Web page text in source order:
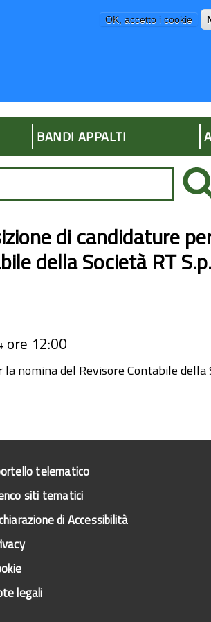
OK, accetto i cookie
BANDI APPALTI
di candidature
della Società RT
ore 12:00
nomina del Revisore Contabile
telematico
siti tematici
di Accessibilità
legali